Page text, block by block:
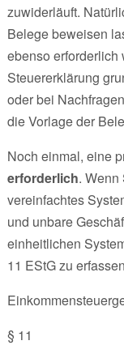
zuwiderläuft.
Belege beweisen
ebenso erforderlich
Steuererklärung
oder bei
die Vorlage der
Noch einmal, eine
erforderlich. Wenn
vereinfachtes
und unbare
einheitlichen
11 EStG zu
§ 11